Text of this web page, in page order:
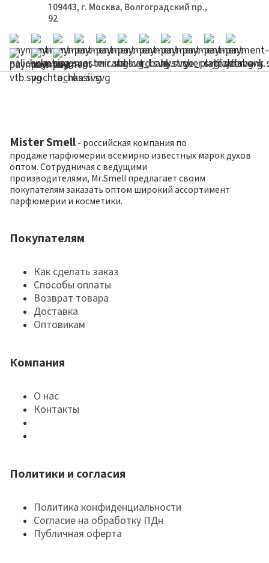
109443, г. Москва, Волгоградский пр.,
92
Mister Smell - российская компания по
продаже парфюмерии всемирно известных марок духов
оптом. Сотрудничая с ведущими
производителями, Mr.Smell предлагает своим
покупателям заказать оптом широкий ассортимент
парфюмерии и косметики.
Покупателям
Как сделать заказ
Способы оплаты
Возврат товара
Доставка
Оптовикам
Компания
О нас
Контакты
Политики и согласия
Политика конфиденциальности
Согласие на обработку ПДн
Публичная оферта